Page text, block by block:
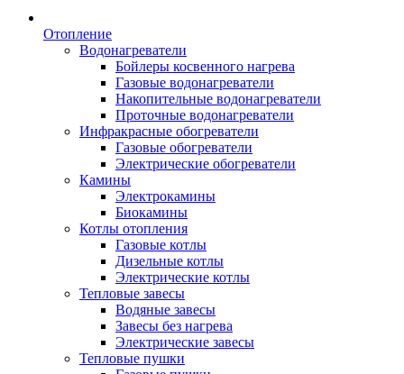
Отопление
Водонагреватели
Бойлеры косвенного нагрева
Газовые водонагреватели
Накопительные водонагреватели
Проточные водонагреватели
Инфракрасные обогреватели
Газовые обогреватели
Электрические обогреватели
Камины
Электрокамины
Биокамины
Котлы отопления
Газовые котлы
Дизельные котлы
Электрические котлы
Тепловые завесы
Водяные завесы
Завесы без нагрева
Электрические завесы
Тепловые пушки